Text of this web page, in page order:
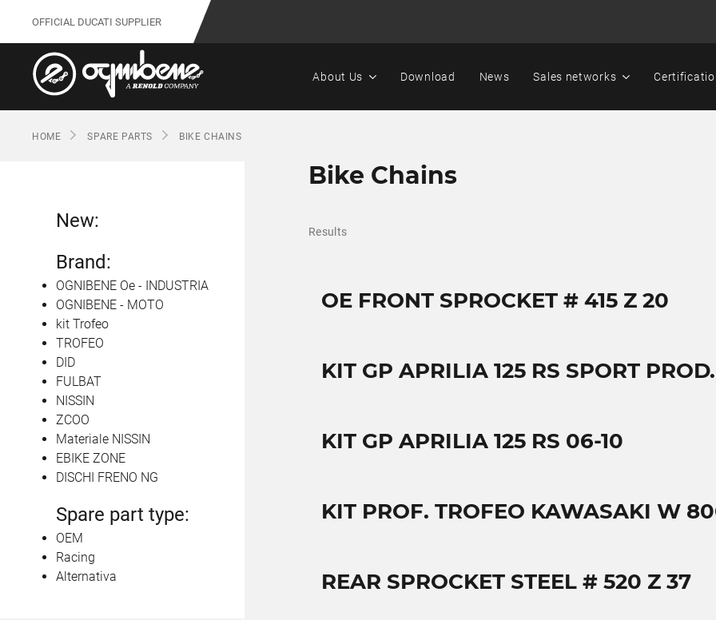
OFFICIAL DUCATI SUPPLIER
About Us Download News Sales networks
HOME SPARE PARTS BIKE CHAINS
Bike Chains
Results
OE FRONT SPROCKET # 415 Z 20
KIT GP APRILIA 125 RS SPORT
KIT GP APRILIA 125 RS 06-10
KIT PROF. TROFEO KAWASAKI W
REAR SPROCKET STEEL # 520 Z 37
New:
Brand:
OGNIBENE Oe - INDUSTRIA
OGNIBENE - MOTO
kit Trofeo
TROFEO
DID
FULBAT
NISSIN
ZCOO
Materiale NISSIN
EBIKE ZONE
DISCHI FRENO NG
Spare part type:
OEM
Racing
Alternativa